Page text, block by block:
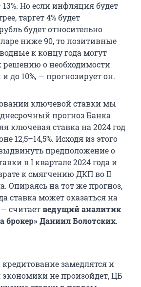
Но если инфляция будет
таргет 4% будет
будет относительно
ниже 90, то позитивные
к концу года могут
решению о необходимости
до 10%, — прогнозирует он.
ключевой ставки мы
прогноз Банка
ключевая ставка на 2024 год
12,5–14,5%. Исходя из этого
предположение о
в I квартале 2024 года и
к смягчению ДКП во II
Опираясь на тот же прогноз,
ставка может оказаться на
— считаетведущий аналитик
брокер» Даниил Болотских.
замедлятся и
не произойдет, ЦБ